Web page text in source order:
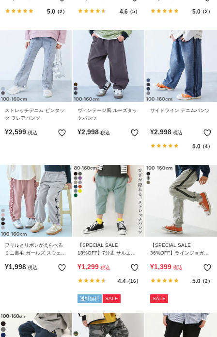
5.0（2） 4.6（5） 5.0（2）
ストレッチデニム ピンタッ
ク フレアパンツ
¥2,599 税込
ヴィンテージ風 ルーズタッ
クパンツ
¥2,998 税込
サイドライン デニムパンツ
¥2,998 税込
5.0（4）
フリルとリボンがえらべる
ミニ裏毛 ガールズ スウェッ
¥1,998 税込
【SPECIAL SALE
18%OFF】7分丈 サルエル
¥1,299 税込
4.4（16）
送料無料 SALE
【SPECIAL SALE
36%OFF】ラインジョガー
¥1,399 税込
5.0（2）
SALE